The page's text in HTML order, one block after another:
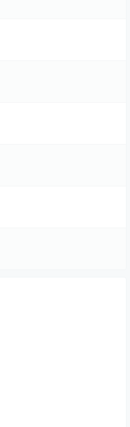
情况都能即时处理。
捷又安全。